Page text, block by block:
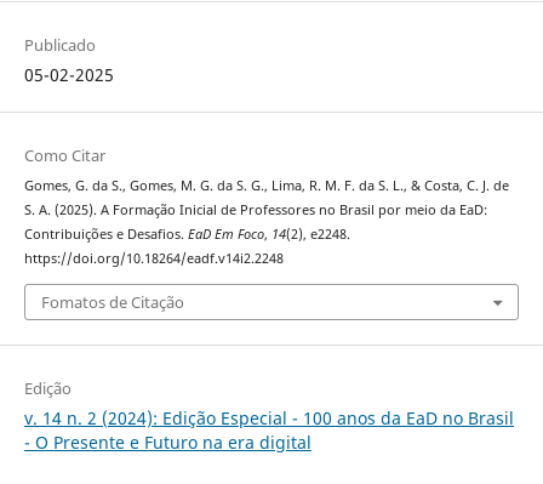
Publicado
05-02-2025
Como Citar
Gomes, G. da S., Gomes, M. G. da S. G., Lima, R. M. F. da S. L., & Costa, C. J. de
S. A. (2025). A Formação Inicial de Professores no Brasil por meio da EaD:
Contribuições e Desafios. EaD Em Foco, 14(2), e2248.
https://doi.org/10.18264/eadf.v14i2.2248
Fomatos de Citação
Edição
v. 14 n. 2 (2024): Edição Especial - 100 anos da EaD no Brasil
- O Presente e Futuro na era digital